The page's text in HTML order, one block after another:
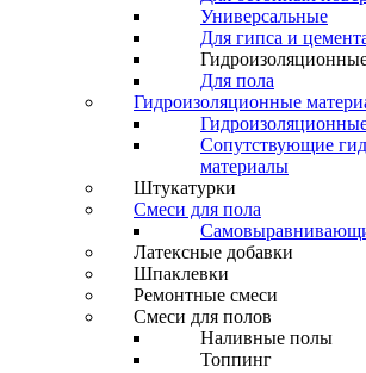
Универсальные
Для гипса и
Для пола
Гидроизоляционные
Сопутствующие
материалы
Штукатурки
Смеси для пола
Латексные добавки
Шпаклевки
Ремонтные смеси
Смеси для полов
Наливные полы
Топпинг